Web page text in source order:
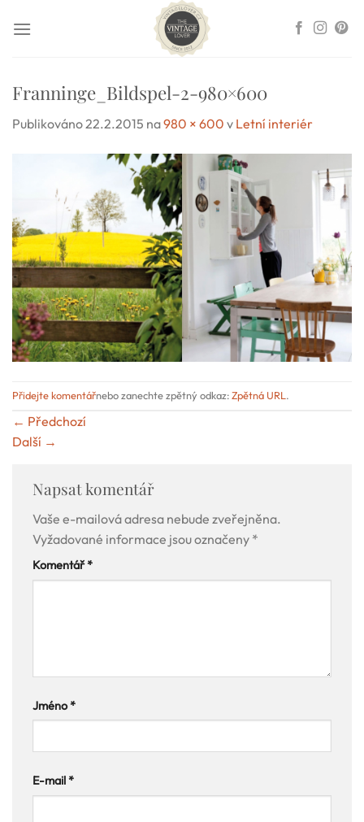
Franninge_Bildspel-2-980×600
Publikováno22.2.2015 na980 × 600 v Letní interiér
Přidejte komentářnebo zanechte zpětný odkaz:Zpětná URL.
← Předchozí
Další →
Napsat komentář
Vaše e-mailová adresa nebude zveřejněna.
Vyžadované informace jsou označeny *
Komentář*
Jméno*
E-mail *